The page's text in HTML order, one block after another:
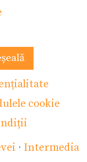
cookie
· Intermedia